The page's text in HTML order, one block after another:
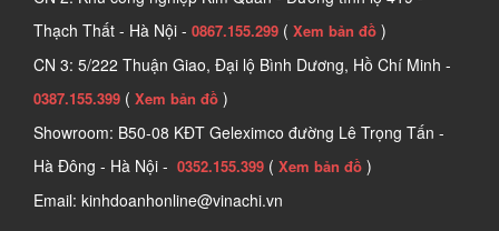
Thạch Thất - Hà Nội - 0867.155.299 ( Xem bản đồ )
CN 3: 5/222 Thuận Giao, Đại lộ Bình Dương, Hồ Chí Minh -
0387.155.399 ( Xem bản đồ )
Showroom: B50-08 KĐT Geleximco đường Lê Trọng Tấn -
Hà Đông - Hà Nội - 0352.155.399 ( Xem bản đồ )
Email: kinhdoanhonline@vinachi.vn